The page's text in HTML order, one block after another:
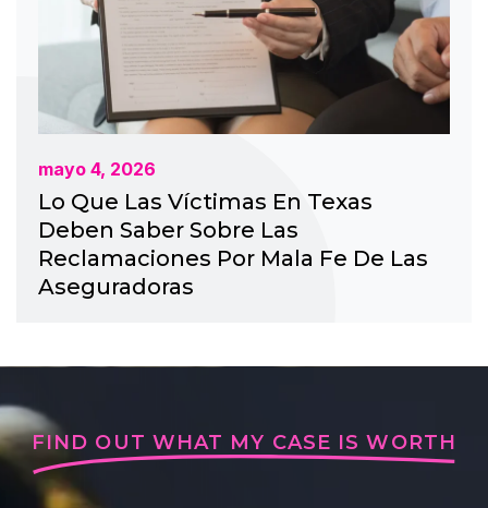
mayo 4, 2026
Lo Que Las Víctimas En Texas
Deben Saber Sobre Las
Reclamaciones Por Mala Fe De Las
Aseguradoras
FIND OUT WHAT MY CASE IS WORTH